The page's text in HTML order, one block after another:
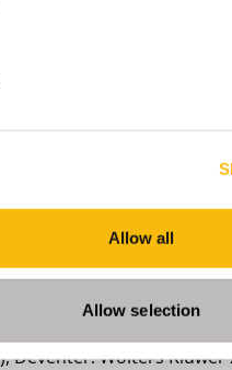
Allow all
Allow selection
vastgoed: acht
& Oostenrijk, A.J.
& Zwart, Ph.H. (2022).
(4 herziene
& Van der Paardt,
vastgoed fiscaal. (9e
Deventer: Wolters Kluwer